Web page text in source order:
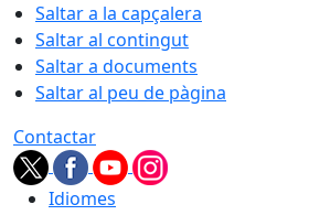
Saltar a la capçalera
Saltar al contingut
Saltar a documents
Saltar al peu de pàgina
Contactar
Idiomes